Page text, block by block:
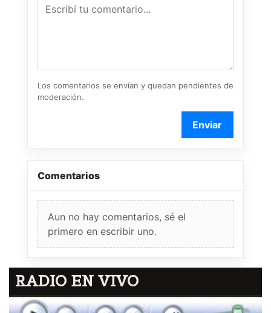
Los comentarios se envían y quedan pendientes de
moderación.
Enviar
Comentarios
Aun no hay comentarios, sé el
primero en escribir uno.
RADIO EN VIVO